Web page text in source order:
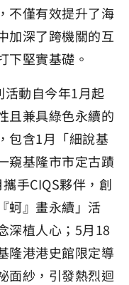
不僅有效提升了海
加深了跨機關的互
下堅實基礎。
動自今年1月起
且兼具綠色永續的
包含1月「細說基
窺基隆市市定古蹟
手CIQS夥伴，創
蚵』畫永續」活
深植人心；5月18
隆港港史館限定導
面紗，引發熱烈迴